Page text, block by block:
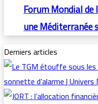
Forum Mondial
une Méditerranée
Derniers articles